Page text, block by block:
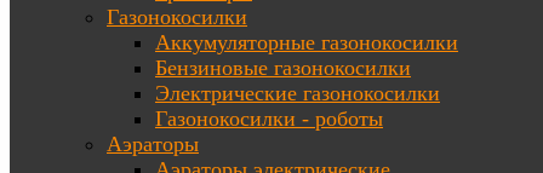
Газонокосилки
Аккумуляторные газонокосилки
Бензиновые газонокосилки
Электрические газонокосилки
Газонокосилки - роботы
Аэраторы